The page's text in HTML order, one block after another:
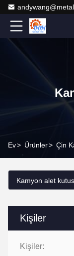
Ev> Ürünler> Çin
Kişiler
Kişiler:
Kamyon alet